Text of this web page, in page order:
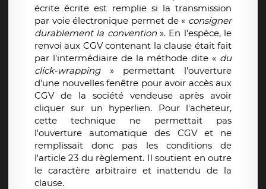
écrite écrite est remplie si la transmission
par voie électronique permet de « consigner
durablement la convention». En l'espèce, le
renvoi aux CGV contenant la clause était fait
par l'intermédiaire de la méthode dite « du
click-wrapping» permettant l'ouverture
d'une nouvelles fenêtre pour avoir accès aux
CGV de la société vendeuse après avoir
cliquer sur un hyperlien. Pour l'acheteur,
cette technique ne permettait pas
l'ouverture automatique des CGV et ne
remplissait donc pas les conditions de
l'article 23 du règlement. Il soutient en outre
le caractère arbitraire et inattendu de la
clause.